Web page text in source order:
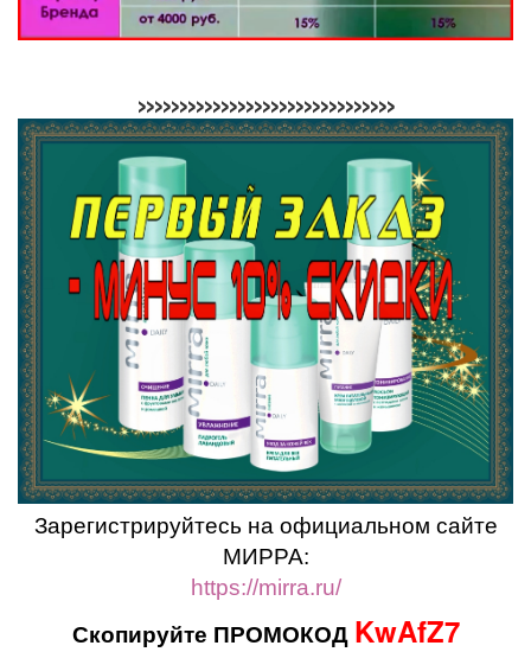
>>>>>>>>>>>>>>>>>>>>>>>>>>>>>>>
Зарегистрируйтесь на официальном сайте
МИРРА:
https://mirra.ru/
Скопируйте ПРОМОКОД KwAfZ7